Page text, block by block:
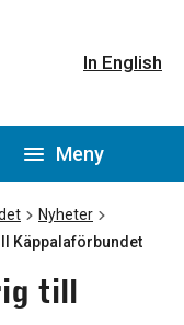
In English
Meny
Nyheter
Käppalaförbundet
till